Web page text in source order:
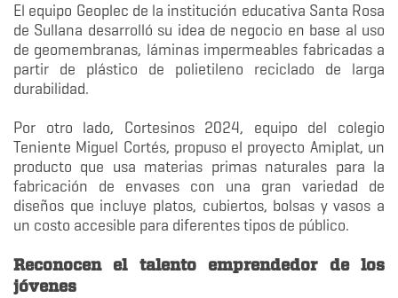
El equipo Geoplec de la institución educativa Santa Rosa
de Sullana desarrolló su idea de negocio en base al uso
de geomembranas, láminas impermeables fabricadas a
partir de plástico de polietileno reciclado de larga
durabilidad.
Por otro lado, Cortesinos 2024, equipo del colegio
Teniente Miguel Cortés, propuso el proyecto Amiplat, un
producto que usa materias primas naturales para la
fabricación de envases con una gran variedad de
diseños que incluye platos, cubiertos, bolsas y vasos a
un costo accesible para diferentes tipos de público.
Reconocen el talento emprendedor de los
jóvenes